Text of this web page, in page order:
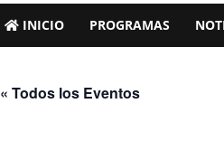
INICIO PROGRAMAS
« Todos los Eventos